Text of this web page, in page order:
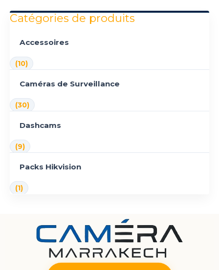
Catégories de produits
Accessoires
(10)
Caméras de Surveillance
(30)
Dashcams
(9)
Packs Hikvision
(1)